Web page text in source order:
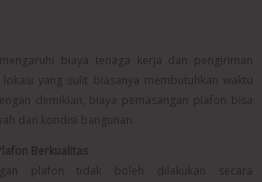
biaya tenaga kerja dan pengiriman
yang sulit biasanya membutuhkan waktu
demikian, biaya pemasangan plafon bisa
dan kondisi bangunan.
Berkualitas
plafon tidak boleh dilakukan secara